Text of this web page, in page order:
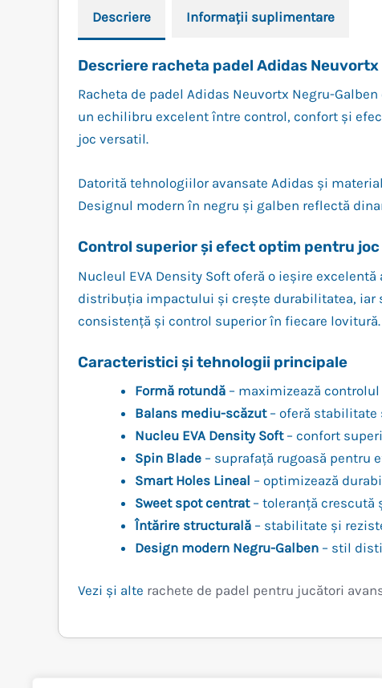
Descriere Informații suplimentare
Descriere racheta padel Adidas
Racheta de padel Adidas Neuvortx Negru-
un echilibru excelent între control, confort și
joc versatil.
Datorită tehnologiilor avansate Adidas și
Designul modern în negru și galben reflectă
Control superior și efect optim pentru
Nucleul EVA Density Soft oferă o ieșire
distribuția impactului și crește durabilitatea, iar
consistență și control superior în fiecare lovitură.
Caracteristici și tehnologii principale
Formă rotundă – maximizează
Balans mediu-scăzut– oferă stabilitate
Nucleu EVA Density Soft– confort
Spin Blade – suprafață rugoasă pentru
Smart Holes Lineal – optimizează
Sweet spot centrat– toleranță crescută
Întărire structurală – stabilitate și
Design modern Negru-Galben – stil
Vezi și alte rachete de padel pentru jucători